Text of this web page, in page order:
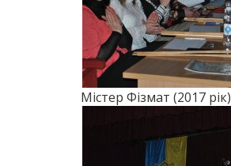
Містер Фізмат (2017 рік)